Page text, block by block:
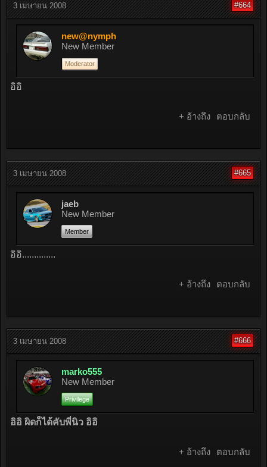
3 เมษายน 2008 #664
new@nymph
New Member
Moderator
อิอิ
+ อ้างถึง ตอบกลับ
3 เมษายน 2008 #665
jaeb
New Member
Member
อิอิ..............
+ อ้างถึง ตอบกลับ
3 เมษายน 2008 #666
marko555
New Member
Privilege
อิอิ ผิดก็ได้คับพี่นิว อิอิ
+ อ้างถึง ตอบกลับ